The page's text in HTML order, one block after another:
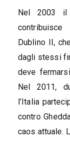
Nel 2003 il
Dublino II,
dagli stessi
deve
Nel 2011,
l’Italia
contro
caos attuale.